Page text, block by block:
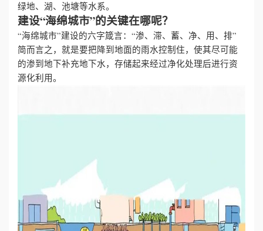
绿地、湖、池塘等水系。
建设“海绵城市”的关键在哪呢？
“海绵城市”建设的六字箴言：“渗、滞、蓄、净、用、排”
简而言之，就是要把降到地面的雨水控制住，使其尽可能
的渗到地下补充地下水，存储起来经过净化处理后进行资
源化利用。